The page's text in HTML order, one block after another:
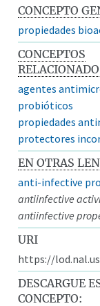
CONCEPTO
propiedades
CONCEPTOS
agentes
probióticos
propiedades
protectores
EN OTRAS
anti-infective
antiinfective
antiinfective
URI
https://
DESCARGUE
CONCEPTO: